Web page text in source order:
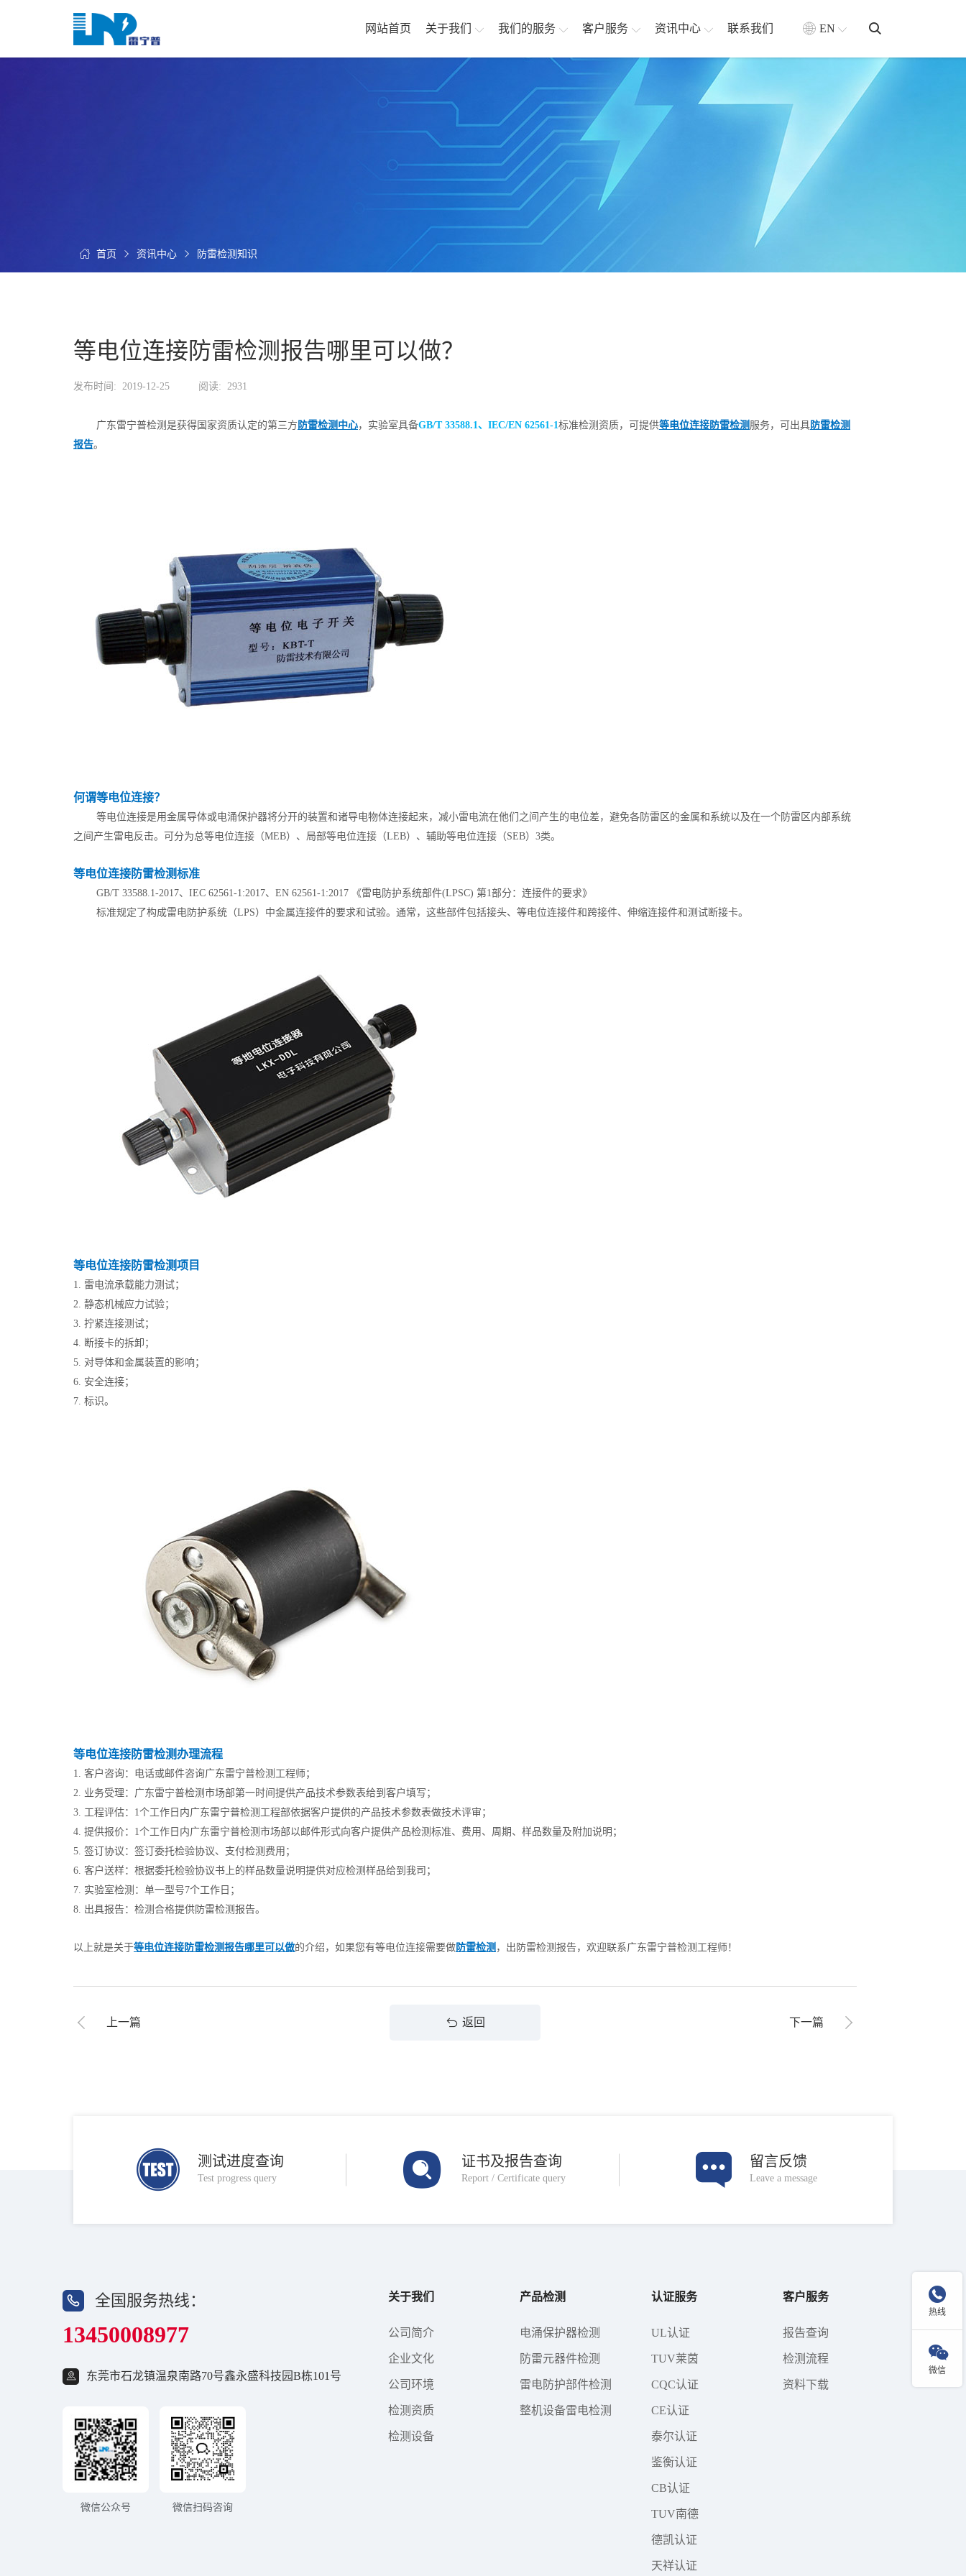
网站首页 关于我们 我们的服务 客户服务 资讯中心 联系我们 EN
首页 资讯中心 防雷检测知识
等电位连接防雷检测报告哪里可以做？
发布时间: 2019-12-25 阅读: 2931
广东雷宁普检测是获得国家资质认定的第三方 防雷检测中心，实验室具备GB/T 33588.1、IEC/EN 62561-1标准检测资质，可提供等电位连接防雷检测 服务，可出具防雷检测
报告。
何谓等电位连接？
等电位连接是用金属导体或电涌保护器将分开的装置和诸导电物体连接起来，减小雷电流在他们之间产生的电位差，避免各防雷区的金属和系统以及在一个防雷区内部系统
之间产生雷电反击。可分为总等电位连接（MEB）、局部等电位连接（LEB）、辅助等电位连接（SEB）3类。
等电位连接防雷检测标准
GB/T 33588.1-2017、IEC 62561-1:2017、EN 62561-1:2017 《雷电防护系统部件(LPSC) 第1部分：连接件的要求》
标准规定了构成雷电防护系统（LPS）中金属连接件的要求和试验。通常，这些部件包括接头、等电位连接件和跨接件、伸缩连接件和测试断接卡。
等电位连接防雷检测项目
1. 雷电流承载能力测试；
2. 静态机械应力试验；
3. 拧紧连接测试；
4. 断接卡的拆卸；
5. 对导体和金属装置的影响；
6. 安全连接；
7. 标识。
等电位连接防雷检测办理流程
1. 客户咨询：电话或邮件咨询广东雷宁普检测工程师；
2. 业务受理：广东雷宁普检测市场部第一时间提供产品技术参数表给到客户填写；
3. 工程评估：1个工作日内广东雷宁普检测工程部依据客户提供的产品技术参数表做技术评审；
4. 提供报价：1个工作日内广东雷宁普检测市场部以邮件形式向客户提供产品检测标准、费用、周期、样品数量及附加说明；
5. 签订协议：签订委托检验协议、支付检测费用；
6. 客户送样：根据委托检验协议书上的样品数量说明提供对应检测样品给到我司；
7. 实验室检测：单一型号7个工作日；
8. 出具报告：检测合格提供防雷检测报告。
以上就是关于等电位连接防雷检测报告哪里可以做的介绍，如果您有等电位连接需要做防雷检测 ，出防雷检测报告，欢迎联系广东雷宁普检测工程师！
上一篇 返回 下一篇
测试进度查询
Test progress query
证书及报告查询
Report / Certificate query
留言反馈
Leave a message
全国服务热线：
13450008977
东莞市石龙镇温泉南路70号鑫永盛科技园B栋101号
微信公众号 微信扫码咨询
关于我们
公司简介
企业文化
公司环境
检测资质
检测设备
产品检测
电涌保护器检测
防雷元器件检测
雷电防护部件检测
整机设备雷电检测
认证服务
UL认证
TUV莱茵
CQC认证
CE认证
泰尔认证
鉴衡认证
CB认证
TUV南德
德凯认证
天祥认证
客户服务
报告查询
检测流程
资料下载
站
心

热线

微信